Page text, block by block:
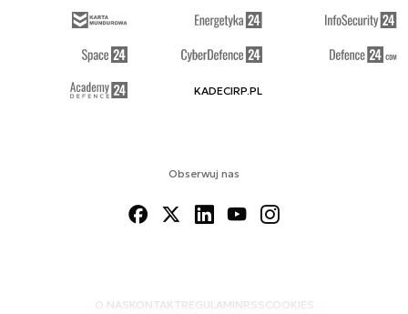
Obserwuj nas
O NAS KONTAKTREGULAMINRSS COOKIES
KADECIRP.PL